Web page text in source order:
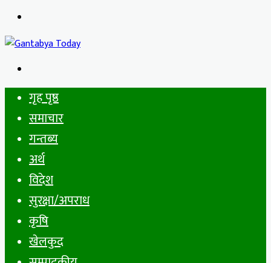
for
गृह पृष्ठ
समाचार
गन्तब्य
अर्थ
विदेश
सुरक्षा/अपराध
कृषि
खेलकुद